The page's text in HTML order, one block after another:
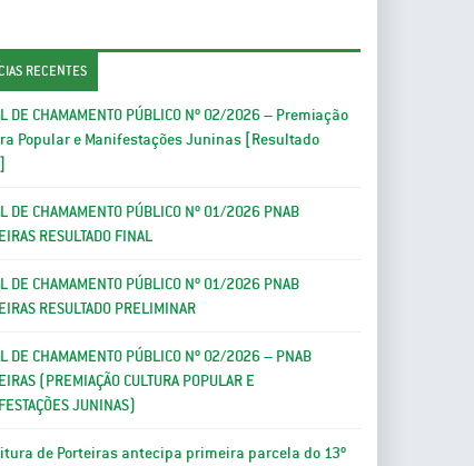
RECENTES
DE CHAMAMENTO PÚBLICO Nº 02/2026 – Premiação
Popular e Manifestações Juninas [Resultado
DE CHAMAMENTO PÚBLICO Nº 01/2026 PNAB
RESULTADO FINAL
DE CHAMAMENTO PÚBLICO Nº 01/2026 PNAB
RESULTADO PRELIMINAR
DE CHAMAMENTO PÚBLICO Nº 02/2026 – PNAB
(PREMIAÇÃO CULTURA POPULAR E
JUNINAS)
de Porteiras antecipa primeira parcela do 13º